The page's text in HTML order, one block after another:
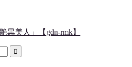
黒美人」【gdn-rmk】